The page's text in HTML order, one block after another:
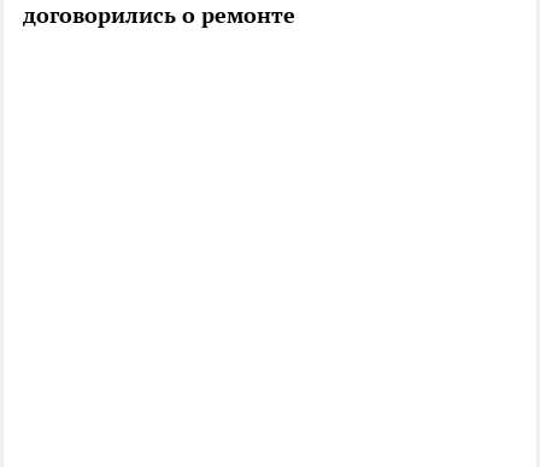
договорились о ремонте